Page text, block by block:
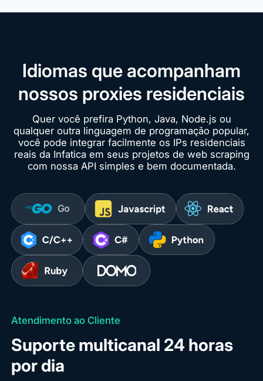
Idiomas que acompanham
nossos proxies residenciais
Quer você prefira Python, Java, Node.js ou
qualquer outra linguagem de programação popular,
você pode integrar facilmente os IPs residenciais
reais da Infatica em seus projetos de web scraping
com nossa API simples e bem documentada.
Atendimento ao Cliente
Suporte multicanal 24 horas
por dia